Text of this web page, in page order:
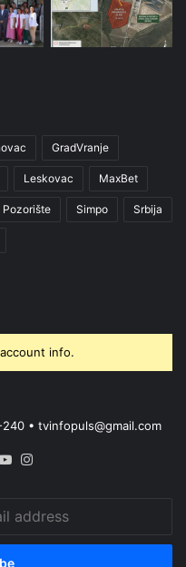
GradVranje
Leskovac MaxBet
Pozorište Simpo Srbija
info.
• tvinfopuls@gmail.com
X YouTube